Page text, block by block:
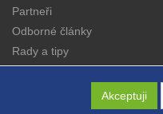
Akceptuji
Partneři
Odborné články
Rady a tipy